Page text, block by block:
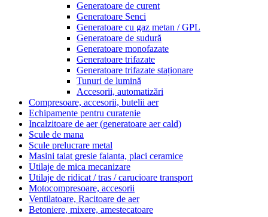
Generatoare de curent
Generatoare Senci
Generatoare cu gaz metan / GPL
Generatoare de sudură
Generatoare monofazate
Generatoare trifazate
Generatoare trifazate staționare
Tunuri de lumină
Accesorii, automatizări
Compresoare, accesorii, butelii aer
Echipamente pentru curatenie
Incalzitoare de aer (generatoare aer cald)
Scule de mana
Scule prelucrare metal
Masini taiat gresie faianta, placi ceramice
Utilaje de mica mecanizare
Utilaje de ridicat / tras / carucioare transport
Motocompresoare, accesorii
Ventilatoare, Racitoare de aer
Betoniere, mixere, amestecatoare